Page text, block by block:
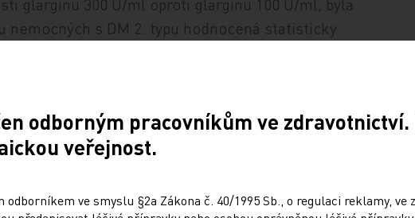
nemocných s DM 2. typu hodnocená statisticky
anebo závažných hypoglykemií [4–6], a to
1. typu byl tento přínos pozorován jen v průběhu
zjištěn nebyl. V průběhu studií v klinickém
glargin 300 U/ml nárůst dávky tohoto inzulinu
snížením absorpce inzulinu z menšího
V klinické praxi je vysoké procento pacientů
(nad 65 let). Proto je důležité, že provedená
odborným pracovníkům ve
veřejnost.
odborníkem ve smyslu §2a Zákona č. 40/1995 Sb., o regulaci reklamy,